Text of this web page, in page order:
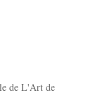
de L'Art de